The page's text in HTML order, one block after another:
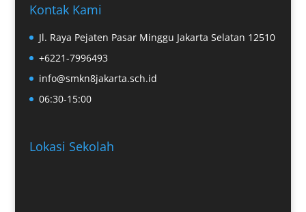
Kontak Kami
Jl. Raya Pejaten Pasar Minggu Jakarta Selatan 12510
+6221-7996493
info@smkn8jakarta.sch.id
06:30-15:00
Lokasi Sekolah